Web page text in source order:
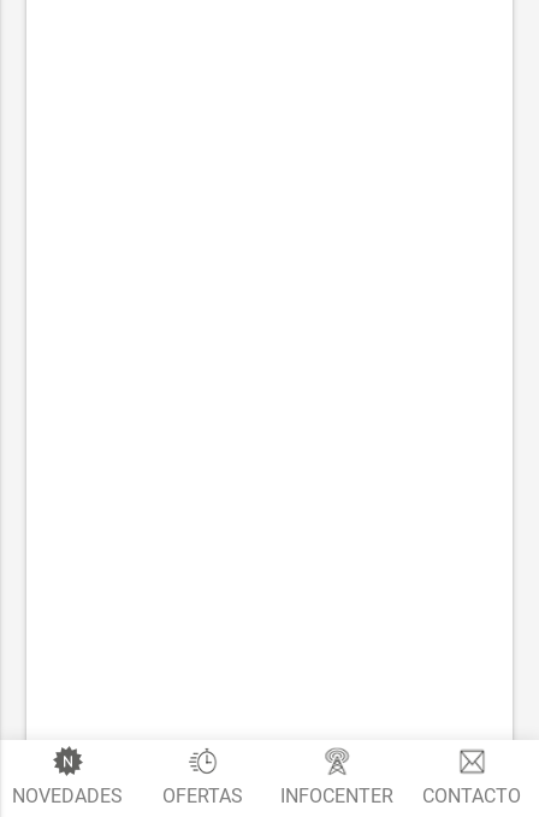
NOVEDADES OFERTAS INFOCENTER CONTACTO